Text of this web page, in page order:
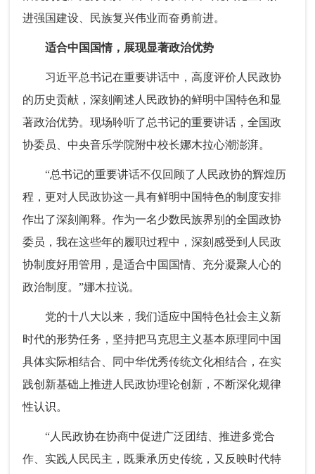
进强国建设、民族复兴伟业而奋勇前进。
适合中国国情，展现显著政治优势
习近平总书记在重要讲话中，高度评价人民政协
的历史贡献，深刻阐述人民政协的鲜明中国特色和显
著政治优势。现场聆听了总书记的重要讲话，全国政
协委员、中央音乐学院附中校长娜木拉心潮澎湃。
“总书记的重要讲话不仅回顾了人民政协的辉煌历
程，更对人民政协这一具有鲜明中国特色的制度安排
作出了深刻阐释。作为一名少数民族界别的全国政协
委员，我在这些年的履职过程中，深刻感受到人民政
协制度好用管用，是适合中国国情、充分凝聚人心的
政治制度。”娜木拉说。
党的十八大以来，我们适应中国特色社会主义新
时代的形势任务，坚持把马克思主义基本原理同中国
具体实际相结合、同中华优秀传统文化相结合，在实
践创新基础上推进人民政协理论创新，不断深化规律
性认识。
“人民政协在协商中促进广泛团结、推进多党合
作、实践人民民主，既秉承历史传统，又反映时代特